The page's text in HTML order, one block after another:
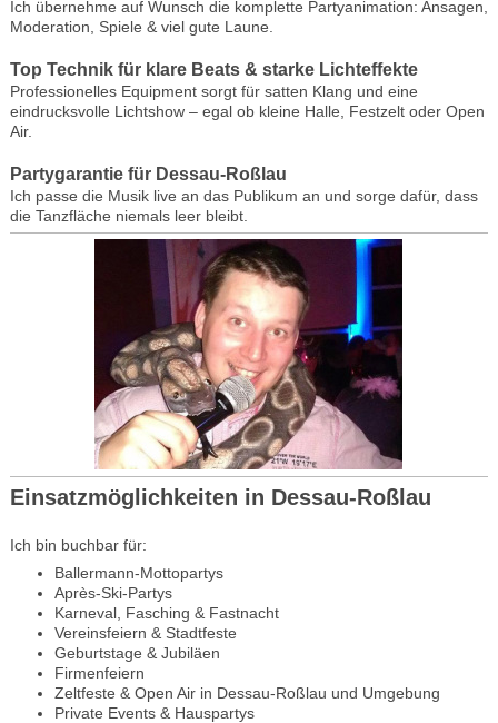
Ich übernehme auf Wunsch die komplette Partyanimation: Ansagen,
Moderation, Spiele & viel gute Laune.
Top Technik für klare Beats & starke Lichteffekte
Professionelles Equipment sorgt für satten Klang und eine
eindrucksvolle Lichtshow – egal ob kleine Halle, Festzelt oder Open
Air.
Partygarantie für Dessau-Roßlau
Ich passe die Musik live an das Publikum an und sorge dafür, dass
die Tanzfläche niemals leer bleibt.
Einsatzmöglichkeiten in Dessau-Roßlau
Ich bin buchbar für:
Ballermann-Mottopartys
Après-Ski-Partys
Karneval, Fasching & Fastnacht
Vereinsfeiern & Stadtfeste
Geburtstage & Jubiläen
Firmenfeiern
Zeltfeste & Open Air in Dessau-Roßlau und Umgebung
Private Events & Hauspartys